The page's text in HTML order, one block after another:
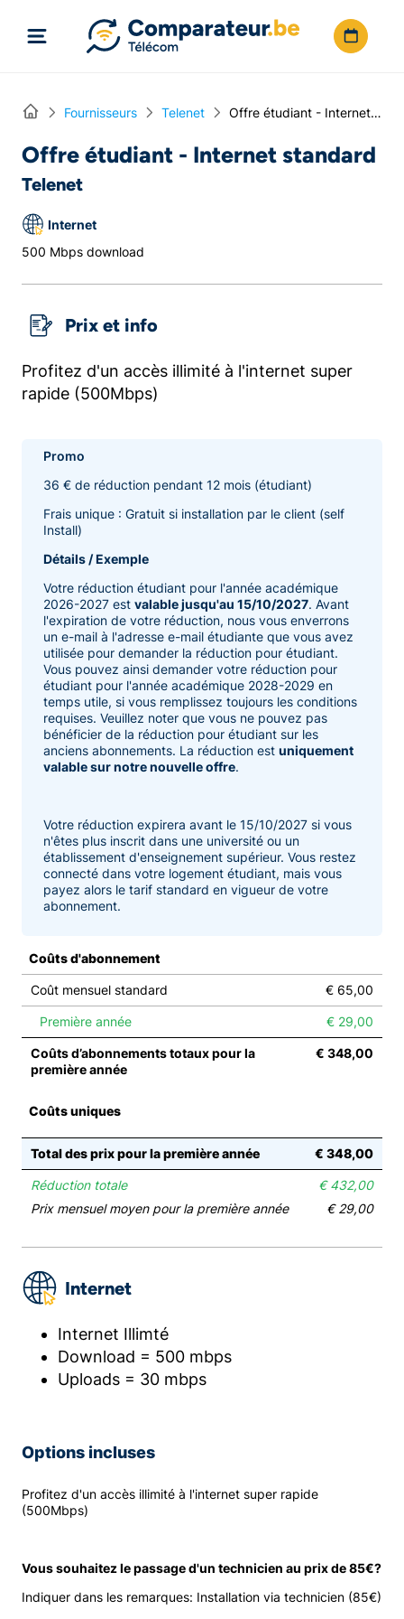
Home Fournisseurs Telenet Offre étudiant - Internet standard
Offre étudiant - Internet standard
Telenet
Internet
500 Mbps download
Prix et info
Profitez d'un accès illimité à l'internet super
rapide (500Mbps)
Promo
36 € de réduction pendant 12 mois (étudiant)
Frais unique : Gratuit si installation par le client (self
Install)
Détails / Exemple
Votre réduction étudiant pour l'année académique
2026-2027 est valable jusqu'au 15/10/2027. Avant
l'expiration de votre réduction, nous vous enverrons
un e-mail à l'adresse e-mail étudiante que vous avez
utilisée pour demander la réduction pour étudiant.
Vous pouvez ainsi demander votre réduction pour
étudiant pour l'année académique 2028-2029 en
temps utile, si vous remplissez toujours les conditions
requises. Veuillez noter que vous ne pouvez pas
bénéficier de la réduction pour étudiant sur les
anciens abonnements. La réduction est uniquement
valable sur notre nouvelle offre.
Votre réduction expirera avant le 15/10/2027 si vous
n'êtes plus inscrit dans une université ou un
établissement d'enseignement supérieur. Vous restez
connecté dans votre logement étudiant, mais vous
payez alors le tarif standard en vigueur de votre
abonnement.
Coûts d'abonnement
Coût mensuel standard € 65,00
Première année € 29,00
Coûts d’abonnements totaux pour la
première année
€ 348,00
Coûts uniques
Total des prix pour la première année € 348,00
Réduction totale
€ 432,00
Prix mensuel moyen pour la première année
€ 29,00
Internet
Internet Illimté
Download = 500 mbps
Uploads = 30 mbps
Options incluses
Profitez d'un accès illimité à l'internet super rapide
(500Mbps)
Vous souhaitez le passage d'un technicien au prix de 85€?
Indiquer dans les remarques: Installation via technicien (85€)